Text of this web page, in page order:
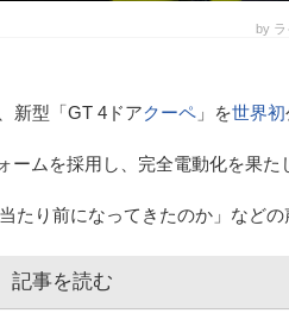
by
新型「GT 4ドアクーペ 」を世界初
ームを採用し、完全電動化を果た
たり前になってきたのか」などの
記事を読む